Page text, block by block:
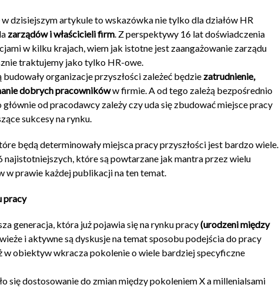
dzisiejszym artykule to wskazówka nie tylko dla działów HR
zarządów i właścicieli firm. Z perspektywy 16 lat doświadczenia
w kilku krajach, wiem jak istotne jest zaangażowanie zarządu
traktujemy jako tylko HR-owe.
organizacje przyszłości zależeć będzie zatrudnienie,
dobrych pracownikóww firmie. A od tego zależą bezpośrednio
od pracodawcy zależy czy uda się zbudować miejsce pracy
sukcesy na rynku.
będą determinowały miejsca pracy przyszłości jest bardzo wiele.
najistotniejszych, które są powtarzane jak mantra przez wielu
w prawie każdej publikacji na ten temat.
pracy
generacja, która już pojawia się na rynku pracy(urodzeni między
i aktywne są dyskusje na temat sposobu podejścia do pracy
w obiektyw wkracza pokolenie o wiele bardziej specyficzne
się dostosowanie do zmian między pokoleniem X a millenialsami